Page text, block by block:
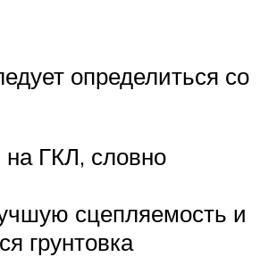
определиться со
на ГКЛ, словно
сцепляемость и
грунтовка